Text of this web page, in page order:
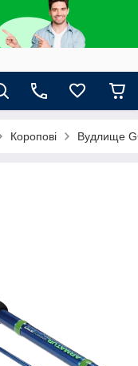
Коропові Вудлище